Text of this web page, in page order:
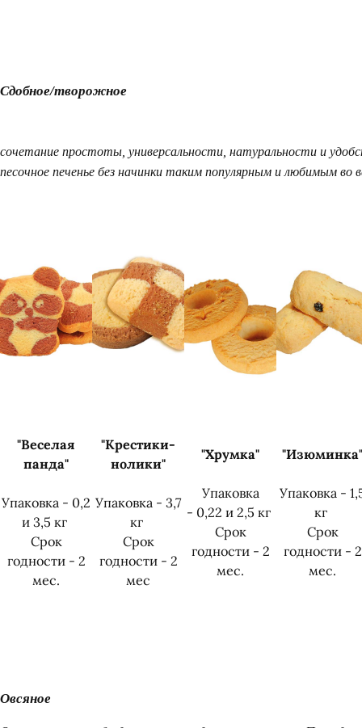
Сдобное/творожное
сочетание простоты, универсальности, натуральности и
песочное печенье без начинки таким популярным и любимым во
"Веселая
панда"
Упаковка - 0,2
и 3,5 кг
Срок
годности - 2
мес.
"Крестики-
нолики"
Упаковка - 3,7
кг
Срок
годности - 2
мес
"Хрумка"
Упаковка
- 0,22 и 2,5 кг
Срок
годности - 2
мес.
"Изюминка"
Упаковка -
кг
Срок
годности - 2
мес.
Овсяное